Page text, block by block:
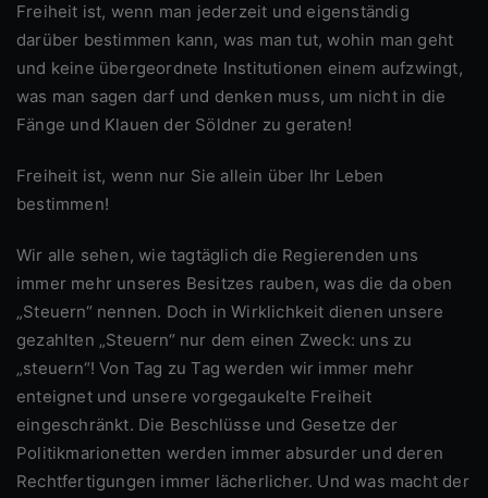
Freiheit ist, wenn man jederzeit und eigenständig
darüber bestimmen kann, was man tut, wohin man geht
und keine übergeordnete Institutionen einem aufzwingt,
was man sagen darf und denken muss, um nicht in die
Fänge und Klauen der Söldner zu geraten!
Freiheit ist, wenn nur Sie allein über Ihr Leben
bestimmen!
Wir alle sehen, wie tagtäglich die Regierenden uns
immer mehr unseres Besitzes rauben, was die da oben
„Steuern“ nennen. Doch in Wirklichkeit dienen unsere
gezahlten „Steuern“ nur dem einen Zweck: uns zu
„steuern“! Von Tag zu Tag werden wir immer mehr
enteignet und unsere vorgegaukelte Freiheit
eingeschränkt. Die Beschlüsse und Gesetze der
Politikmarionetten werden immer absurder und deren
Rechtfertigungen immer lächerlicher. Und was macht der